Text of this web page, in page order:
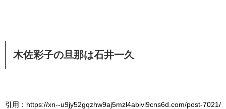
木佐彩子の旦那は石井一久
引用：https://xn--u9jy52gqzhw9aj5mzl4abivi9cns6d.com/post-7021/